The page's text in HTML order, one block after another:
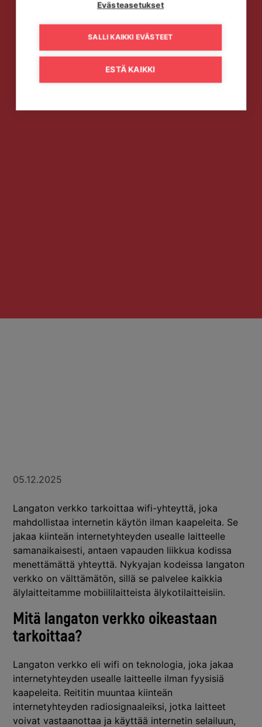
05.12.2025
Langaton verkko tarkoittaa wifi-yhteyttä, joka
mahdollistaa internetin käytön ilman kaapeleita. Se
jakaa kiinteän internetyhteyden usealle laitteelle
samanaikaisesti, antaen vapauden liikkua kodissa
menettämättä yhteyttä. Nykyajan kodeissa langaton
verkko on välttämätön, sillä se palvelee kaikkia
älylaitteitamme mobiililaitteista älykotilaitteisiin.
Mitä langaton verkko oikeastaan
tarkoittaa?
Langaton verkko eli wifi on teknologia, joka jakaa
internetyhteyden usealle laitteelle ilman fyysisiä
kaapeleita. Reititin muuntaa kiinteän
internetyhteyden radiosignaaleiksi, jotka laitteet
voivat vastaanottaa ja käyttää internetin selailuun,
Evästeasetukset
SALLI KAIKKI EVÄSTEET
ESTÄ KAIKKI